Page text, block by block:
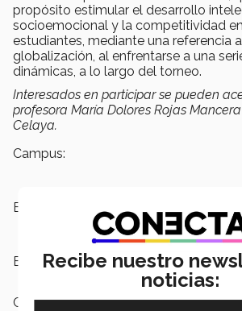
propósito estimular el desarrollo
socioemocional y la competitividad
estudiantes, mediante una referencia
globalización, al enfrentarse a una
dinámicas, a lo largo del torneo.
Interesados en participar se pueden
profesora María Dolores Rojas
Celaya.
Campus:
Escuelas:
Etiquetas: PrepaTec,
Categoría:
Recibe nuestro
noticias: